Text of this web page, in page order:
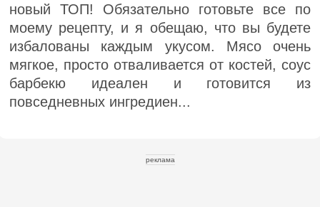
новый ТОП! Обязательно готовьте все по
моему рецепту, и я обещаю, что вы будете
избалованы каждым укусом. Мясо очень
мягкое, просто отваливается от костей, соус
барбекю идеален и готовится из
повседневных ингредиен...
реклама